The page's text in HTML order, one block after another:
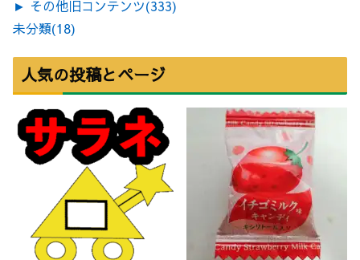
► その他旧コンテンツ(333)
未分類(18)
人気の投稿とページ